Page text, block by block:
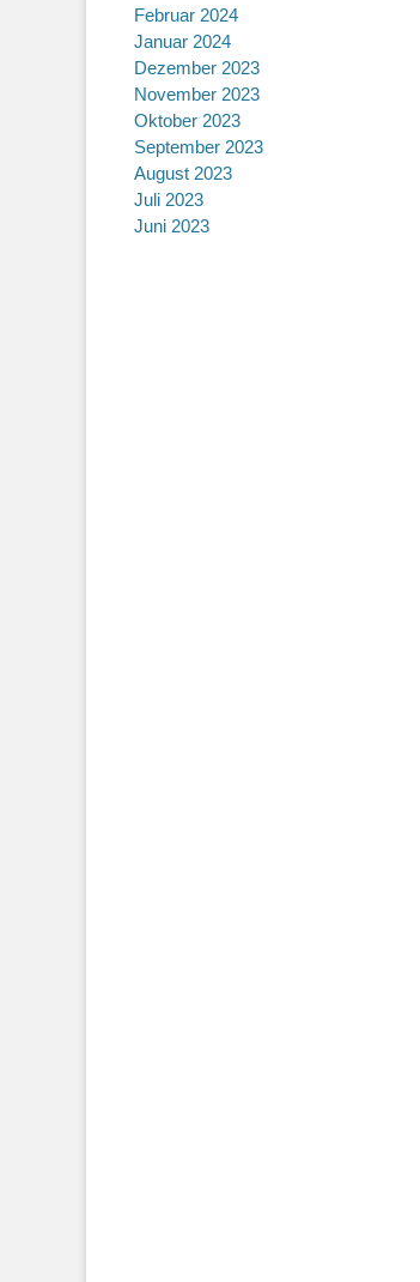
Februar 2024
Januar 2024
Dezember 2023
November 2023
Oktober 2023
September 2023
August 2023
Juli 2023
Juni 2023